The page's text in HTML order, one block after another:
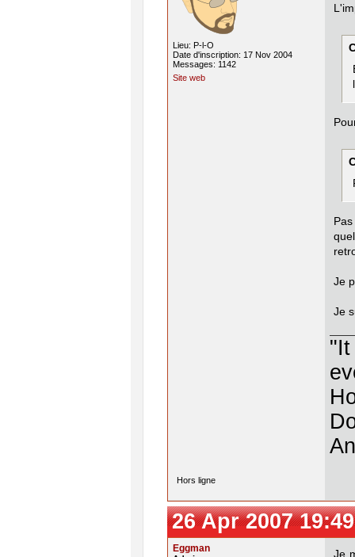
Lieu: P-l-O
Date d'inscription: 17 Nov 2004
Messages: 1142
Site web
Je
Je
"It
Hors ligne
26 Apr 2007
Eggman Je